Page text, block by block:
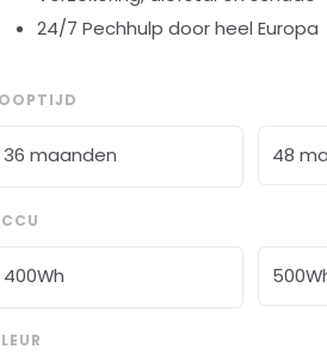
24/7 Pechhulp door heel Europa
36 maanden 48
400Wh